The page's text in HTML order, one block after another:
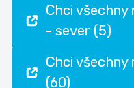
Chci všechny
- sever (5)
Chci všechny
(60)